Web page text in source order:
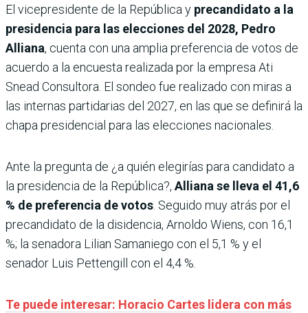
El vicepresidente de la República y precandidato a la
presidencia para las elecciones del 2028, Pedro
Alliana, cuenta con una amplia preferencia de votos de
acuerdo a la encuesta realizada por la empresa Ati
Snead Consultora. El sondeo fue realizado con miras a
las internas partidarias del 2027, en las que se definirá la
chapa presidencial para las elecciones nacionales.
Ante la pregunta de ¿a quién elegirías para candidato a
la presidencia de la República?, Alliana se lleva el 41,6
% de preferencia de votos . Seguido muy atrás por el
precandidato de la disidencia, Arnoldo Wiens, con 16,1
%; la senadora Lilian Samaniego con el 5,1 % y el
senador Luis Pettengill con el 4,4 %.
Te puede interesar: Horacio Cartes lidera con más